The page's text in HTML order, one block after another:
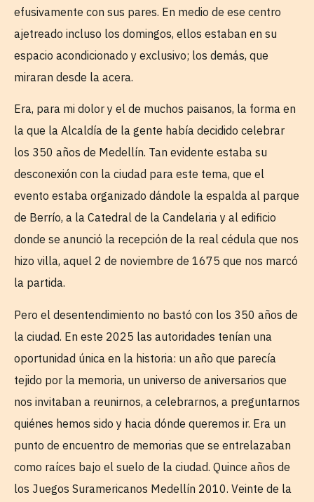
efusivamente con sus pares. En medio de ese centro
ajetreado incluso los domingos, ellos estaban en su
espacio acondicionado y exclusivo; los demás, que
miraran desde la acera.
Era, para mi dolor y el de muchos paisanos, la forma en
la que la Alcaldía de la gente había decidido celebrar
los 350 años de Medellín. Tan evidente estaba su
desconexión con la ciudad para este tema, que el
evento estaba organizado dándole la espalda al parque
de Berrío, a la Catedral de la Candelaria y al edificio
donde se anunció la recepción de la real cédula que nos
hizo villa, aquel 2 de noviembre de 1675 que nos marcó
la partida.
Pero el desentendimiento no bastó con los 350 años de
la ciudad. En este 2025 las autoridades tenían una
oportunidad única en la historia: un año que parecía
tejido por la memoria, un universo de aniversarios que
nos invitaban a reunirnos, a celebrarnos, a preguntarnos
quiénes hemos sido y hacia dónde queremos ir. Era un
punto de encuentro de memorias que se entrelazaban
como raíces bajo el suelo de la ciudad. Quince años de
los Juegos Suramericanos Medellín 2010. Veinte de la